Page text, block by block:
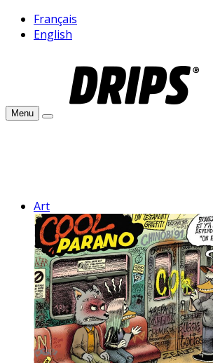
Français
English
Menu
Art